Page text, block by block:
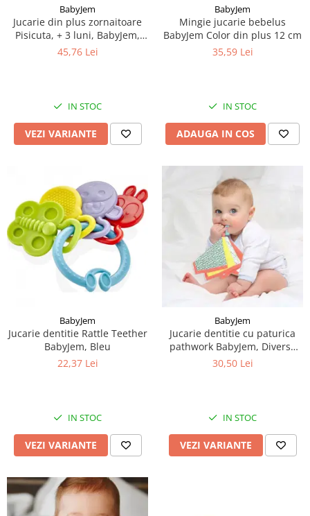
BabyJem
Jucarie din plus zornaitoare
Pisicuta, + 3 luni, BabyJem,
Diverse culori
45,76 Lei
IN STOC
VEZI VARIANTE
BabyJem
Mingie jucarie bebelus
BabyJem Color din plus 12 cm
35,59 Lei
IN STOC
ADAUGA IN COS
BabyJem
Jucarie dentitie Rattle Teether
BabyJem, Bleu
22,37 Lei
IN STOC
VEZI VARIANTE
BabyJem
Jucarie dentitie cu paturica
pathwork BabyJem, Diverse
culori
30,50 Lei
IN STOC
VEZI VARIANTE